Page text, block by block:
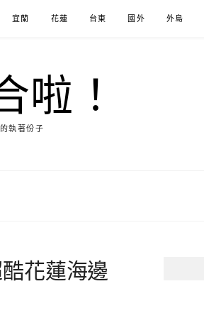
宜蘭 花蓮 台東 國外 外島
啦！
執著份子
花蓮海邊